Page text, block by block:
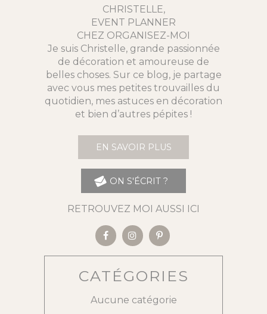
CHRISTELLE,
EVENT PLANNER
CHEZ ORGANISEZ-MOI
Je suis Christelle, grande passionnée
de décoration et amoureuse de
belles choses. Sur ce blog, je partage
avec vous mes petites trouvailles du
quotidien, mes astuces en décoration
et bien d’autres pépites !
EN SAVOIR PLUS
ON S'ÉCRIT ?
RETROUVEZ MOI AUSSI ICI
CATÉGORIES
Aucune catégorie